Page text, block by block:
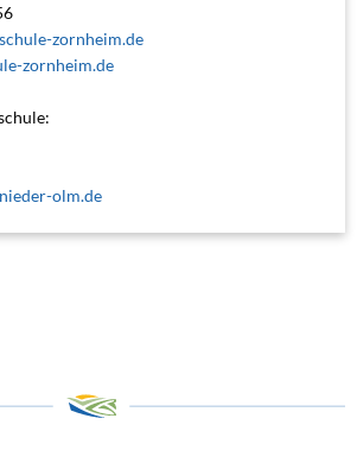
zornheim.de
zornheim.de
olm.de